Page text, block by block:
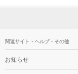
関連サイト・ヘルプ・その他
お知らせ